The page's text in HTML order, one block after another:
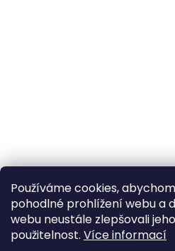
Používáme cookies,
pohodlné prohlížení webu a
webu neustále zlepšovali
použitelnost. Více informací